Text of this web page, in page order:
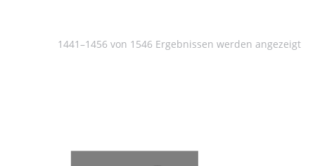
1441–1456 von 1546 Ergebnissen werden angezeigt